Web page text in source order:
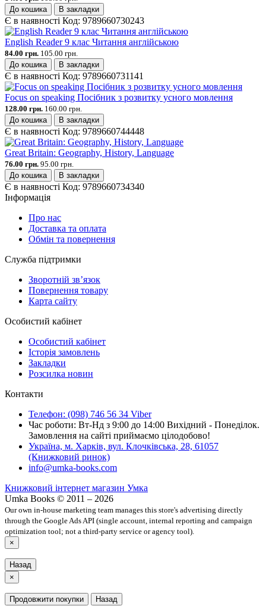
До кошика
В закладки
Є в наявності Код: 9789660730243
English Reader 9 клас Читання англійською
84.00 грн. 105.00 грн.
До кошика
В закладки
Є в наявності Код: 9789660731141
Focus on speaking Посібник з розвитку усного мовлення
128.00 грн. 160.00 грн.
До кошика
В закладки
Є в наявності Код: 9789660744448
Great Britain: Geography, History, Language
76.00 грн. 95.00 грн.
До кошика
В закладки
Є в наявності Код: 9789660734340
Інформація
Про нас
Доставка та оплата
Обмін та повернення
Служба підтримки
Зворотній зв’язок
Повернення товару
Карта сайту
Особистий кабінет
Особистий кабінет
Історія замовлень
Закладки
Розсилка новин
Контакти
Телефон: (098) 746 56 34 Viber
Час роботи: Вт-Нд з 9:00 до 14:00 Вихідний - Понеділок.
Замовлення на сайті приймаємо цілодобово!
Україна, м. Харків, вул. Клочківська, 28, 61057
(Книжковий ринок)
info@umka-books.com
Книжковий інтернет магазин Умка
Umka Books © 2011 – 2026
Our own in-house marketing team manages this store's advertising directly
through the Google Ads API (single account, internal reporting and campaign
optimization tool; not a third-party service or agency tool).
×
Назад
×
Продовжити покупки Назад